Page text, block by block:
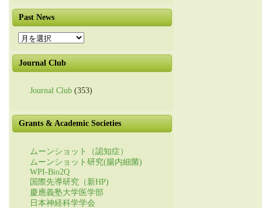
Past News
Past
News
Journal Club
Journal Club (353)
Grants & Academic Societies
ムーンショット（認知症）
ムーンショット研究(腸内細菌)
WPI-Bio2Q
国際先導研究（新HP)
慶應義塾大学医学部
日本神経科学学会